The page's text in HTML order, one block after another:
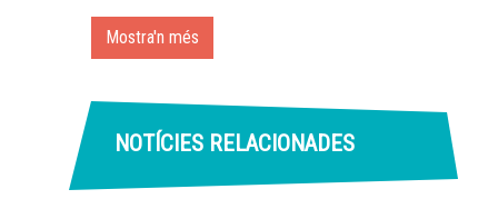
Mostra'n més
NOTÍCIES RELACIONADES